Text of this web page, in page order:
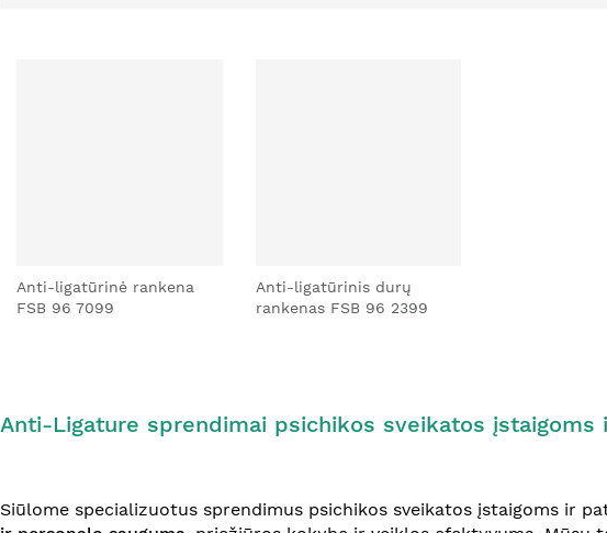
Anti-ligatūrinė rankena
FSB 96 7099
Anti-ligatūrinis durų
rankenas FSB 96 2399
Anti-Ligature sprendimai psichikos sveikatos įstaigoms
Siūlome specializuotus sprendimus psichikos sveikatos įstaigoms ir